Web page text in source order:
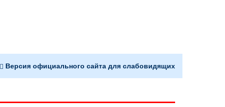
Версия официального сайта для слабовидящих